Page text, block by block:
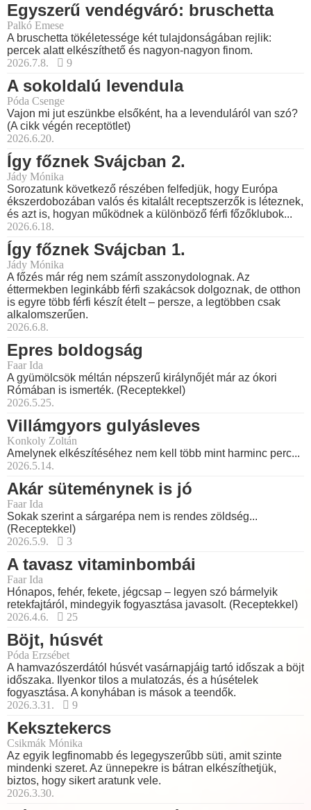
Egyszerű vendégváró: bruschetta
Palkó Emese
A bruschetta tökéletessége két tulajdonságában rejlik:
percek alatt elkészíthető és nagyon-nagyon finom.
2026.7.8.
9
A sokoldalú levendula
Póda Csenge
Vajon mi jut eszünkbe elsőként, ha a levenduláról van szó?
(A cikk végén receptötlet)
2026.6.20.
Így főznek Svájcban 2.
Jády Mónika
Sorozatunk következő részében felfedjük, hogy Európa
ékszerdobozában valós és kitalált receptszerzők is léteznek,
és azt is, hogyan működnek a különböző férfi főzőklubok...
2026.6.18.
Így főznek Svájcban 1.
Jády Mónika
A főzés már rég nem számít asszonydolognak. Az
éttermekben leginkább férfi szakácsok dolgoznak, de otthon
is egyre több férfi készít ételt – persze, a legtöbben csak
alkalomszerűen.
2026.6.8.
Epres boldogság
Faar Ida
A gyümölcsök méltán népszerű királynőjét már az ókori
Rómában is ismerték. (Receptekkel)
2026.5.25.
Villámgyors gulyásleves
Konkoly Zoltán
Amelynek elkészítéséhez nem kell több mint harminc perc...
2026.5.14.
Akár süteménynek is jó
Faar Ida
Sokak szerint a sárgarépa nem is rendes zöldség...
(Receptekkel)
2026.5.9.
3
A tavasz vitaminbombái
Faar Ida
Hónapos, fehér, fekete, jégcsap – legyen szó bármelyik
retekfajtáról, mindegyik fogyasztása javasolt. (Receptekkel)
2026.4.6.
25
Böjt, húsvét
Póda Erzsébet
A hamvazószerdától húsvét vasárnapjáig tartó időszak a böjt
időszaka. Ilyenkor tilos a mulatozás, és a húsételek
fogyasztása. A konyhában is mások a teendők.
2026.3.31.
9
Keksztekercs
Csikmák Mónika
Az egyik legfinomabb és legegyszerűbb süti, amit szinte
mindenki szeret. Az ünnepekre is bátran elkészíthetjük,
biztos, hogy sikert aratunk vele.
2026.3.30.